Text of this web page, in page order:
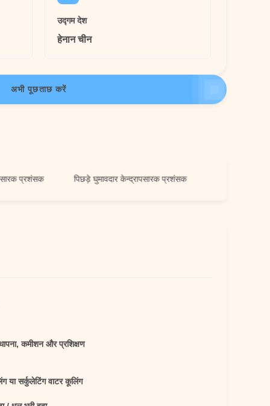
उद्गम देश
हेनान चीन
अभी पूछताछ करें
पिछड़े घुमावदार केन्द्रापसारक प्रशंसक
कमीशन और प्रशिक्षण
या सर्कुलेटिंग वाटर कूलिंग